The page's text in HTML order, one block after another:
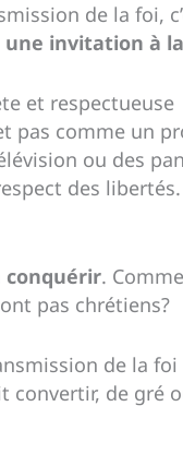
de la foi,
invitation à
et respectueuse
pas comme un
ou des
des libertés.
conquérir.
pas chrétiens?
de la
convertir, de gré